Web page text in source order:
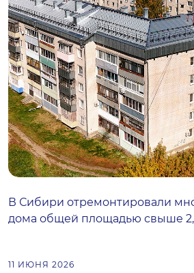
В Сибири отремонтировали
дома общей площадью свыше
11 ИЮНЯ 2026